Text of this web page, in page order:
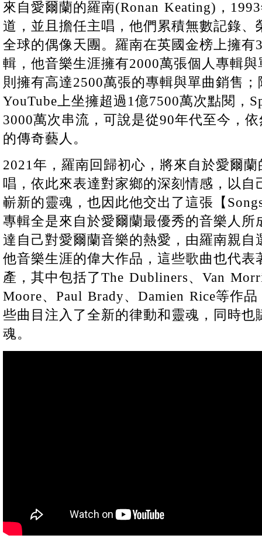
來自愛爾蘭的羅南(Ronan Keating)，
道，並且擔任主唱，他們累積無數記錄、
全球的偶像天團。羅南在英國金榜上擁有
輯，他音樂生涯擁有2000萬張個人專輯
則擁有高達2500萬張的專輯與單曲銷售
YouTube上坐擁超過1億7500萬次點閱，
3000萬次串流，可說是從90年代至今，
的傳奇藝人。
2021年，羅南回歸初心，將來自於愛爾
唱，依此來表達對家鄉的深刻情感，以
嶄新的靈魂，也因此他交出了這張【
專輯全是來自於愛爾蘭最優秀的音樂人所
達自己對愛爾蘭音樂的熱愛，由羅南親自
他音樂生涯的偉大作品，這些歌曲也代表
產，其中包括了The Dubliners、Van
Moore、Paul Brady、Damien Rice等作
些曲目注入了全新的律動和靈魂，同時也
魂。